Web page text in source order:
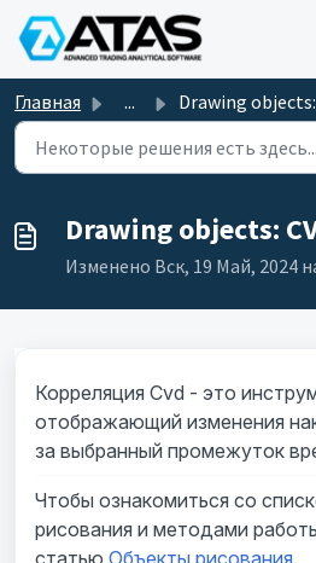
Переход к главному содержимому
Главная ... Drawing objects: CVD
Drawing objects:
Изменено Вск, 19 Май, 2024
Корреляция Cvd - это
отображающий изменения
за выбранный промежуток
Чтобы ознакомиться со
рисования и методами
статью Объекты рисования.